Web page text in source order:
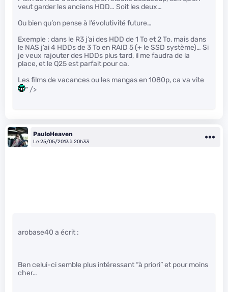
veut garder les anciens HDD… Soit les deux…
Ou bien qu’on pense à l’évolutivité future…
Exemple : dans le R3 j’ai des HDD de 1 To et 2 To, mais dans
le NAS j’ai 4 HDDs de 3 To en RAID 5 (+ le SSD système)… Si
je veux rajouter des HDDs plus tard, il me faudra de la
place, et le Q25 est parfait pour ca.
Les films de vacances ou les mangas en 1080p, ca va vite
" />
PauloHeaven
Le 25/05/2013 à 20h33
arobase40 a écrit :
Ben celui-ci semble plus intéressant “à priori” et pour moins
cher…